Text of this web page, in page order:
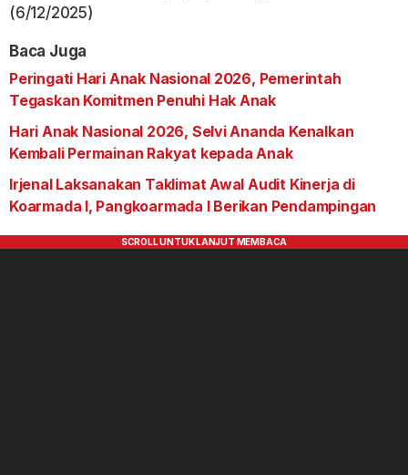
(6/12/2025)
Baca Juga
Peringati Hari Anak Nasional 2026, Pemerintah
Tegaskan Komitmen Penuhi Hak Anak
Hari Anak Nasional 2026, Selvi Ananda Kenalkan
Kembali Permainan Rakyat kepada Anak
Irjenal Laksanakan Taklimat Awal Audit Kinerja di
Koarmada I, Pangkoarmada I Berikan Pendampingan